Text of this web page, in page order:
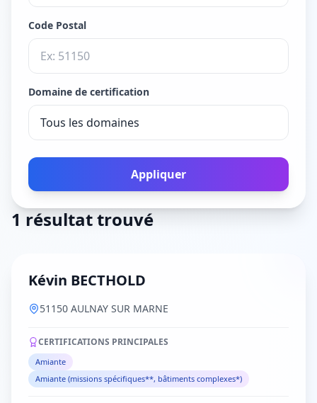
Code Postal
Domaine de certification
Appliquer
1 résultat trouvé
Kévin BECTHOLD
51150 AULNAY SUR MARNE
CERTIFICATIONS PRINCIPALES
Amiante
Amiante (missions spécifiques**, bâtiments complexes*)